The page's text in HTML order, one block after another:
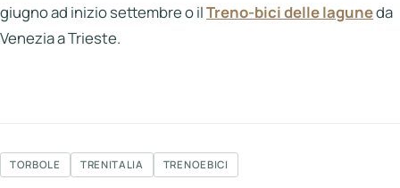
giugno ad inizio settembre o ilTreno-bici delle laguneda
Venezia a Trieste.
TORBOLE TRENITALIA TRENOEBICI